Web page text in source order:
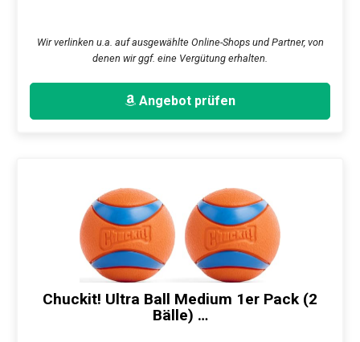
Wir verlinken u.a. auf ausgewählte Online-Shops und Partner, von
denen wir ggf. eine Vergütung erhalten.
Angebot prüfen
Chuckit! Ultra Ball Medium 1er Pack (2
Bälle) …